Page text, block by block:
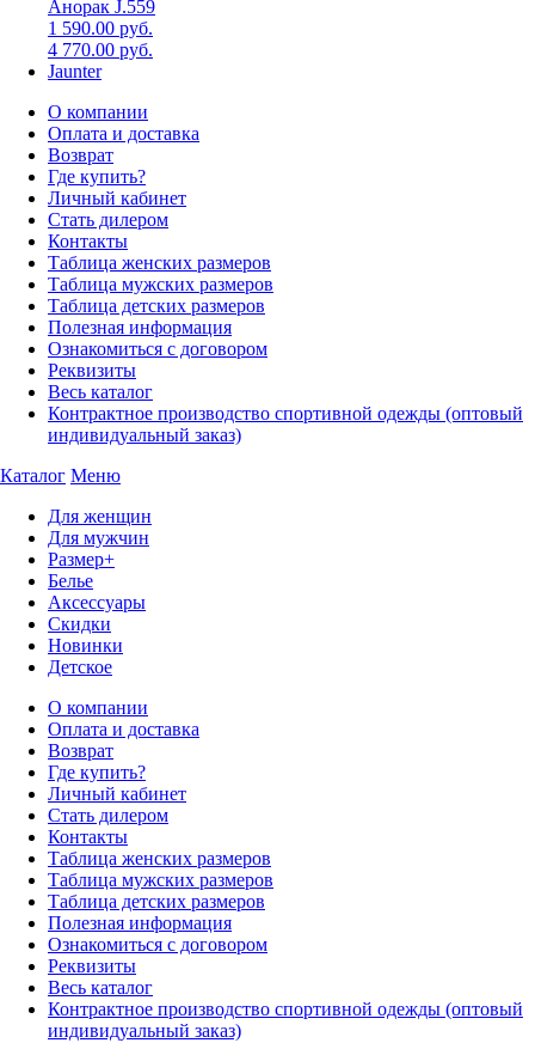
Анорак J.559
1 590.00 руб.
4 770.00 руб.
Jaunter
О компании
Оплата и доставка
Возврат
Где купить?
Личный кабинет
Стать дилером
Контакты
Таблица женских размеров
Таблица мужских размеров
Таблица детских размеров
Полезная информация
Ознакомиться с договором
Реквизиты
Весь каталог
Контрактное производство спортивной одежды (оптовый
индивидуальный заказ)
Каталог Меню
Для женщин
Для мужчин
Размер+
Белье
Аксессуары
Скидки
Новинки
Детское
О компании
Оплата и доставка
Возврат
Где купить?
Личный кабинет
Стать дилером
Контакты
Таблица женских размеров
Таблица мужских размеров
Таблица детских размеров
Полезная информация
Ознакомиться с договором
Реквизиты
Весь каталог
Контрактное производство спортивной одежды (оптовый
индивидуальный заказ)